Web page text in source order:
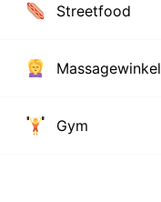
Streetfood
Massagewinkel
Gym